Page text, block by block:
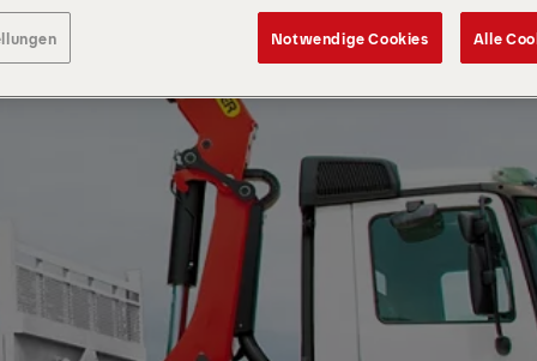
Notwendige Cookies Alle